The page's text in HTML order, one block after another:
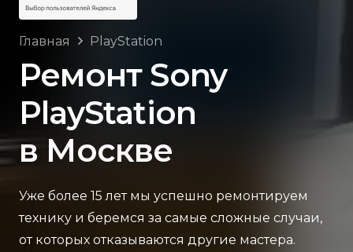
Главная PlayStation
Ремонт Sony
PlayStation
в Москве
Уже более 15 лет мы успешно ремонтируем
технику и беремся за самые сложные случаи,
от которых отказываются другие мастера.